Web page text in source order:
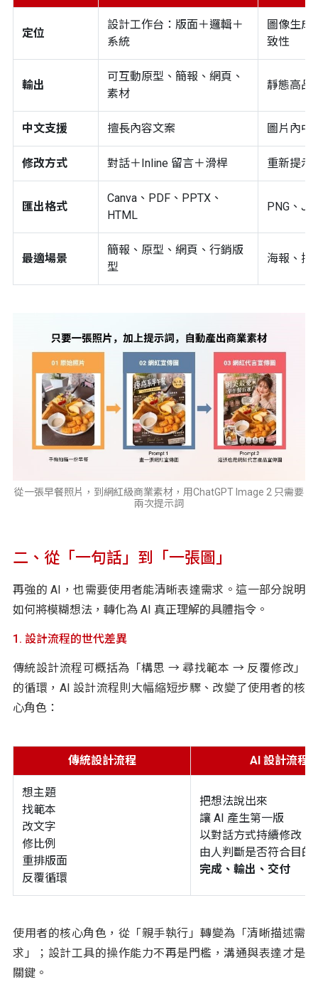
定位
設計工作台：版面＋邏輯＋
系統
圖像生成
致性
輸出
可互動原型、簡報、網頁、
素材
靜態高品
中文支援 擅長內容文案 圖片內中
修改方式 對話＋Inline 留言＋滑桿 重新提示
匯出格式
Canva、PDF、PPTX、
HTML
PNG、
最適場景
簡報、原型、網頁、行銷版
型
海報、插
從一張早餐照片，到網紅級商業素材，用ChatGPT Image 2 只需要
兩次提示詞
二、從「一句話」到「一張圖」
再強的 AI，也需要使用者能清晰表達需求。這一部分說明
如何將模糊想法，轉化為 AI 真正理解的具體指令。
1. 設計流程的世代差異
傳統設計流程可概括為「構思 → 尋找範本 → 反覆修改」
的循環，AI 設計流程則大幅縮短步驟、改變了使用者的核
心角色：
傳統設計流程 AI 設計流程
想主題
找範本
改文字
修比例
重排版面
反覆循環
把想法說出來
讓 AI 產生第一版
以對話方式持續修改
由人判斷是否符合目的
完成、輸出、交付
使用者的核心角色，從「親手執行」轉變為「清晰描述需
求」；設計工具的操作能力不再是門檻，溝通與表達才是
關鍵。